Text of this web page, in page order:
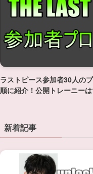
ラストピース参加者30人の
順に紹介！公開トレーニーは
新着記事